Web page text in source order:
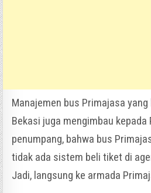
Manajemen bus Primajasa
Bekasi juga mengimbau kepada
penumpang, bahwa bus
tidak ada sistem beli tiket di
Jadi, langsung ke armada